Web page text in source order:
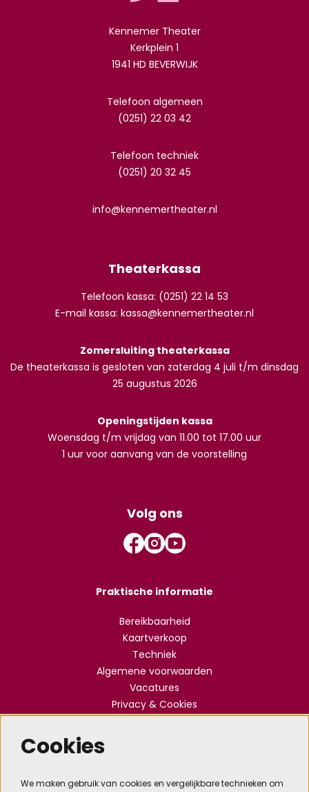
Kennemer Theater
Kerkplein 1
1941 HD BEVERWIJK
Telefoon algemeen
(0251) 22 03 42
Telefoon techniek
(0251) 20 32 45
info@kennemertheater.nl
Theaterkassa
Telefoon kassa: (0251) 22 14 53
E-mail kassa: kassa@kennemertheater.nl
Zomersluiting theaterkassa
De theaterkassa is gesloten van zaterdag 4 juli t/m dinsdag
25 augustus 2026
Openingstijden kassa
Woensdag t/m vrijdag van 11.00 tot 17.00 uur
1 uur voor aanvang van de voorstelling
Volg ons
Praktische informatie
Bereikbaarheid
Kaartverkoop
Techniek
Algemene voorwaarden
Vacatures
Privacy & Cookies
Meld je aan voor de nieuwsbrief
Cookies
We maken gebruik van cookies en vergelijkbare technieken om